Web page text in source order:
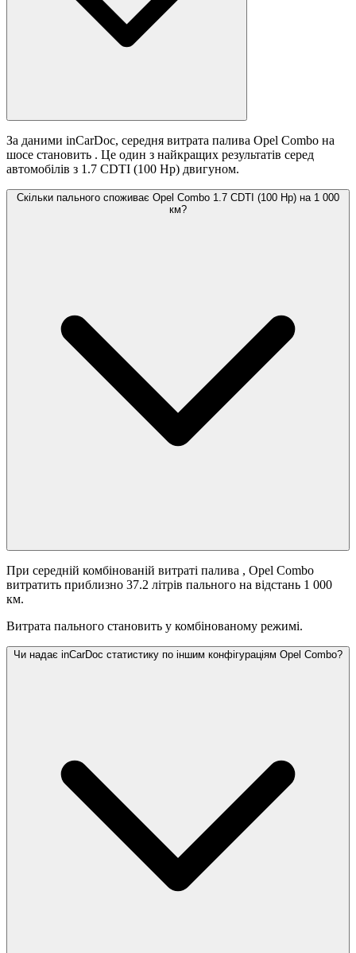
За даними inCarDoc, середня витрата палива Opel Combo на
шосе становить . Це один з найкращих результатів серед
автомобілів з 1.7 CDTI (100 Hp) двигуном.
Скільки пального споживає Opel Combo 1.7 CDTI (100 Hp) на 1 000
км?
При середній комбінованій витраті палива , Opel Combo
витратить приблизно 37.2 літрів пального на відстань 1 000
км.
Витрата пального становить у комбінованому режимі.
Чи надає inCarDoc статистику по іншим конфігураціям Opel Combo?